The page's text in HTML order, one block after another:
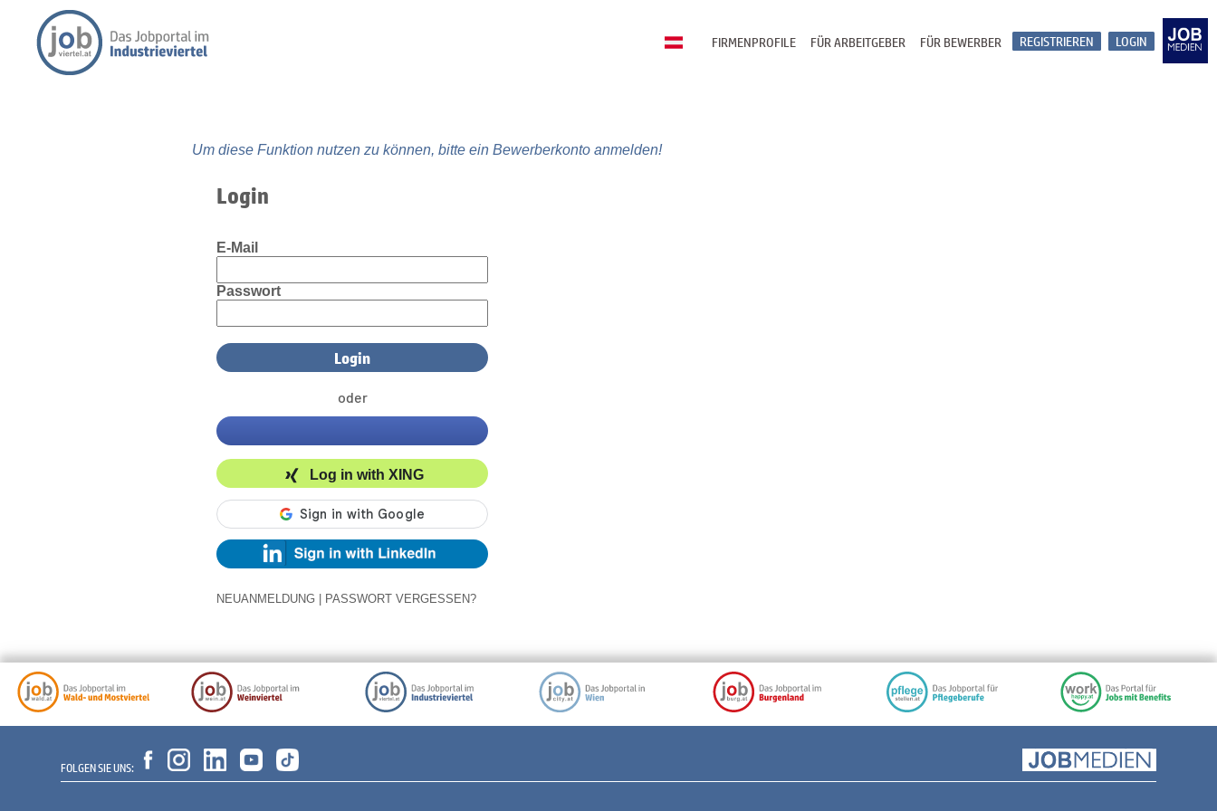
LOGIN
REGISTRIEREN
FÜR BEWERBER
FÜR ARBEITGEBER
FIRMENPROFILE
Um diese Funktion nutzen zu können, bitte ein Bewerberkonto anmelden!
Login
E-Mail
Passwort
oder
Log in with XING
NEUANMELDUNG PASSWORT VERGESSEN?
FOLGEN SIE UNS: